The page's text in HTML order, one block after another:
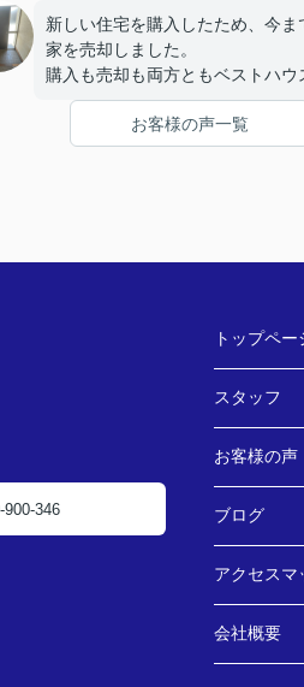
新しい住宅を購入したため、今ま
家を売却しました。
購入も売却も両方ともベストハウ
せして正解でした(^^♪
お客様の声一覧
900-346
トップペー
スタッフ
お客様の声
ブログ
アクセスマ
会社概要